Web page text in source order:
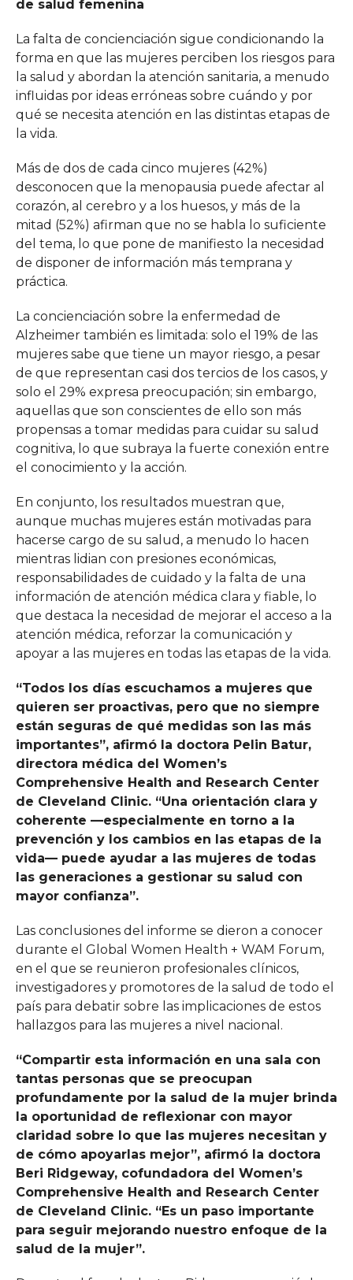
de salud femenina
La falta de concienciación sigue condicionando la
forma en que las mujeres perciben los riesgos para
la salud y abordan la atención sanitaria, a menudo
influidas por ideas erróneas sobre cuándo y por
qué se necesita atención en las distintas etapas de
la vida.
Más de dos de cada cinco mujeres (42%)
desconocen que la menopausia puede afectar al
corazón, al cerebro y a los huesos, y más de la
mitad (52%) afirman que no se habla lo suficiente
del tema, lo que pone de manifiesto la necesidad
de disponer de información más temprana y
práctica.
La concienciación sobre la enfermedad de
Alzheimer también es limitada: solo el 19% de las
mujeres sabe que tiene un mayor riesgo, a pesar
de que representan casi dos tercios de los casos, y
solo el 29% expresa preocupación; sin embargo,
aquellas que son conscientes de ello son más
propensas a tomar medidas para cuidar su salud
cognitiva, lo que subraya la fuerte conexión entre
el conocimiento y la acción.
En conjunto, los resultados muestran que,
aunque muchas mujeres están motivadas para
hacerse cargo de su salud, a menudo lo hacen
mientras lidian con presiones económicas,
responsabilidades de cuidado y la falta de una
información de atención médica clara y fiable, lo
que destaca la necesidad de mejorar el acceso a la
atención médica, reforzar la comunicación y
apoyar a las mujeres en todas las etapas de la vida.
“Todos los días escuchamos a mujeres que
quieren ser proactivas, pero que no siempre
están seguras de qué medidas son las más
importantes”, afirmó la doctora Pelin Batur,
directora médica del Women’s
Comprehensive Health and Research Center
de Cleveland Clinic. “Una orientación clara y
coherente —especialmente en torno a la
prevención y los cambios en las etapas de la
vida— puede ayudar a las mujeres de todas
las generaciones a gestionar su salud con
mayor confianza”.
Las conclusiones del informe se dieron a conocer
durante el Global Women Health + WAM Forum,
en el que se reunieron profesionales clínicos,
investigadores y promotores de la salud de todo el
país para debatir sobre las implicaciones de estos
hallazgos para las mujeres a nivel nacional.
“Compartir esta información en una sala con
tantas personas que se preocupan
profundamente por la salud de la mujer brinda
la oportunidad de reflexionar con mayor
claridad sobre lo que las mujeres necesitan y
de cómo apoyarlas mejor”, afirmó la doctora
Beri Ridgeway, cofundadora del Women’s
Comprehensive Health and Research Center
de Cleveland Clinic. “Es un paso importante
para seguir mejorando nuestro enfoque de la
salud de la mujer”.